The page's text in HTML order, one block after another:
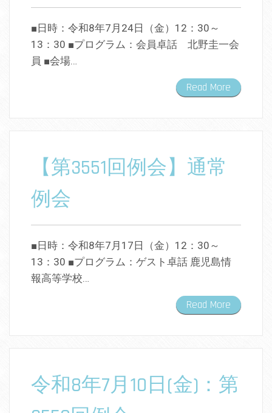
■日時：令和8年7月24日（金）12：30～
13：30 ■プログラム：会員卓話 北野圭一会
員 ■会場…
Read More
【第3551回例会】通常
例会
■日時：令和8年7月17日（金）12：30～
13：30 ■プログラム：ゲスト卓話 鹿児島情
報高等学校…
Read More
令和8年7月10日(金)：第